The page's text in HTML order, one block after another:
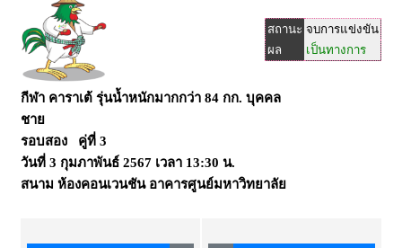
สถานะ จบการแข่งขัน
ผล
เป็นทางการ
กีฬา คาราเต้ รุ่นน้ำหนักมากกว่า 84 กก. บุคคล
ชาย
รอบสอง คู่ที่ 3
วันที่ 3 กุมภาพันธ์ 2567 เวลา 13:30 น.
สนาม ห้องคอนเวนชัน อาคารศูนย์มหาวิทยาลัย